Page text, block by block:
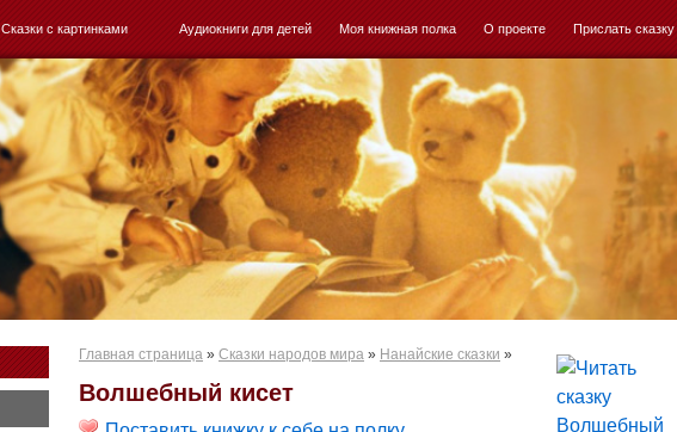
Сказки с картинками Аудиокниги для детей Моя книжная полка О проекте Прислать сказку
Главная страница » Сказки народов мира » Нанайские сказки »
Волшебный кисет